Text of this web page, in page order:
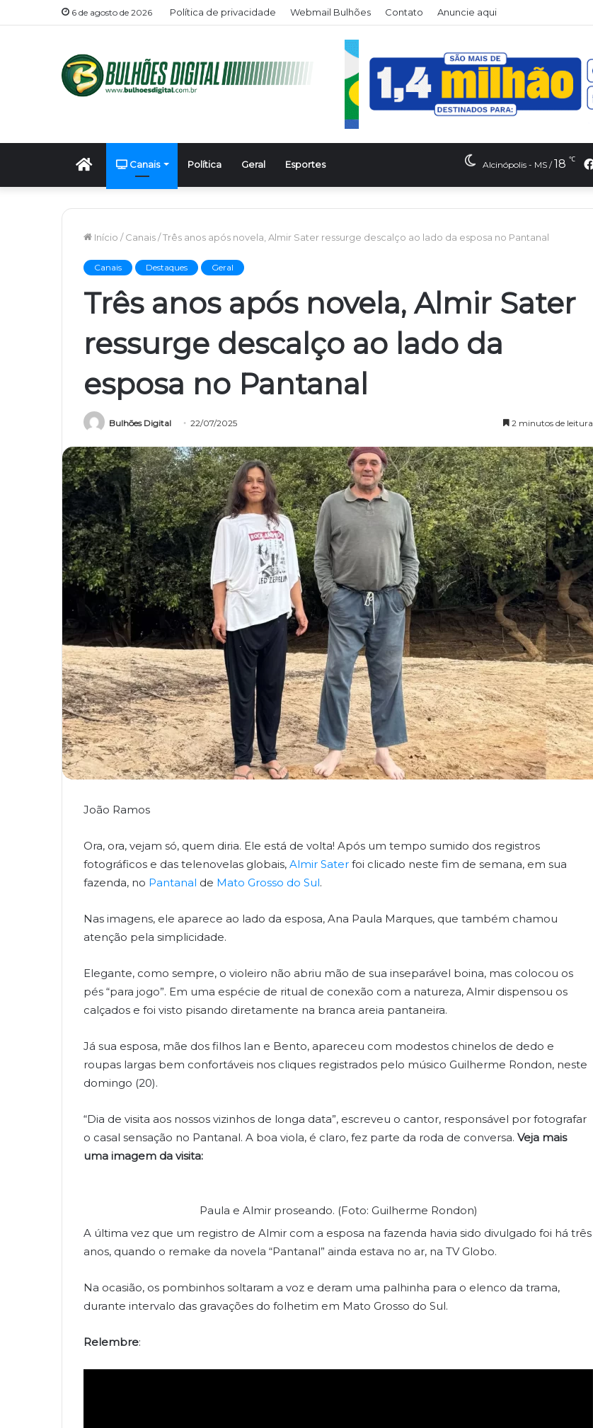
6 de agosto de 2026 Política de privacidade Webmail Bulhões Contato Anuncie aqui
Início Canais Política Geral Esportes Alcinópolis - MS / 18 ℃
Início / Canais/Três anos após novela, Almir Sater ressurge descalço ao lado da esposa no Pantanal
Canais Destaques Geral
Três anos após novela, Almir Sater
ressurge descalço ao lado da
esposa no Pantanal
Bulhões Digital 22/07/2025 2 minutos de leitura
João Ramos
Ora, ora, vejam só, quem diria. Ele está de volta! Após um tempo sumido dos registros
fotográficos e das telenovelas globais, Almir Sater foi clicado neste fim de semana, em sua
fazenda, no Pantanal de Mato Grosso do Sul.
Nas imagens, ele aparece ao lado da esposa, Ana Paula Marques, que também chamou
atenção pela simplicidade.
Elegante, como sempre, o violeiro não abriu mão de sua inseparável boina, mas colocou os
pés “para jogo”. Em uma espécie de ritual de conexão com a natureza, Almir dispensou os
calçados e foi visto pisando diretamente na branca areia pantaneira.
Já sua esposa, mãe dos filhos Ian e Bento, apareceu com modestos chinelos de dedo e
roupas largas bem confortáveis nos cliques registrados pelo músico Guilherme Rondon, neste
domingo (20).
“Dia de visita aos nossos vizinhos de longa data”, escreveu o cantor, responsável por fotografar
o casal sensação no Pantanal. A boa viola, é claro, fez parte da roda de conversa. Veja mais
uma imagem da visita:
Paula e Almir proseando. (Foto: Guilherme Rondon)
A última vez que um registro de Almir com a esposa na fazenda havia sido divulgado foi há três
anos, quando o remake da novela “Pantanal” ainda estava no ar, na TV Globo.
Na ocasião, os pombinhos soltaram a voz e deram uma palhinha para o elenco da trama,
durante intervalo das gravações do folhetim em Mato Grosso do Sul.
Relembre: